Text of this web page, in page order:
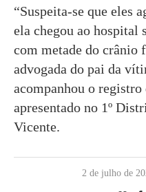
“Suspeita-se que eles
ela chegou ao hospital
com metade do crânio
advogada do pai da
acompanhou o
apresentado no 1º
Vicente.
2 de julho de